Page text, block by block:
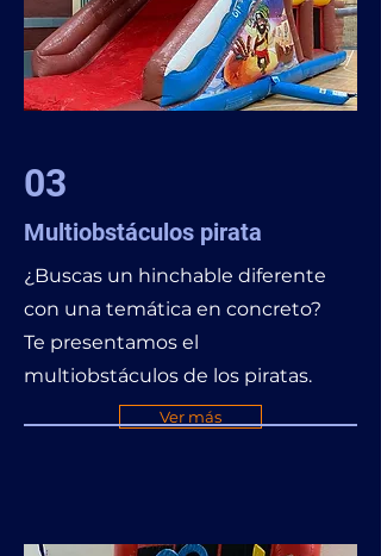
03
Multiobstáculos pirata
¿Buscas un hinchable diferente
con una temática en concreto?
Te presentamos el
multiobstáculos de los piratas.
Ver más